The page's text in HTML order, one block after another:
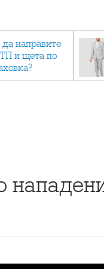
да направите
и щета по